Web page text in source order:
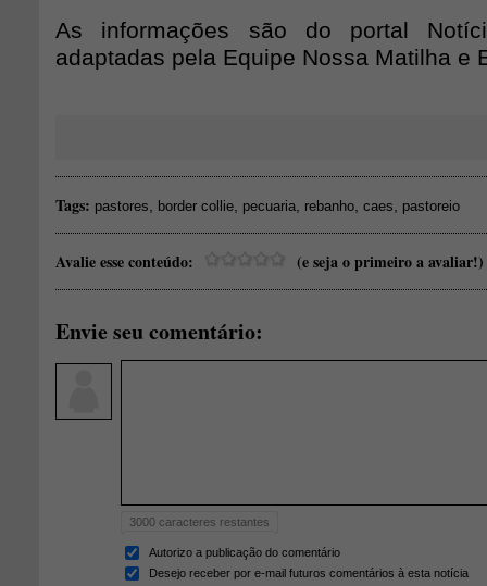
As informações são do portal
adaptadas pela Equipe Nossa Matilha e
Tags: pastores border collie pecuaria rebanho caes pastoreio
Avalie esse conteúdo: (e seja o primeiro a avaliar!)
Envie seu comentário:
3000 caracteres restantes
Autorizo a publicação do comentário
Desejo receber por e-mail futuros comentários à esta notícia